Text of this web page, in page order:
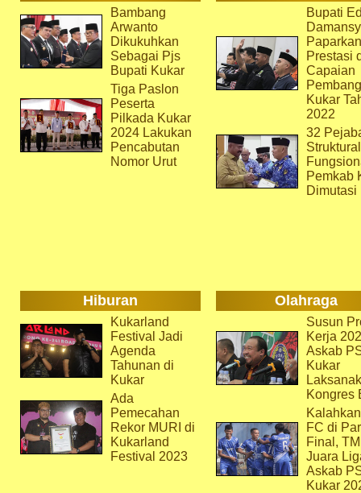
Bambang
Arwanto
Dikukuhkan
Sebagai Pjs
Bupati Kukar
Tiga Paslon
Peserta
Pilkada Kukar
2024 Lakukan
Pencabutan
Nomor Urut
Bupati
Paparkan
Prestasi
Capaian
Kukar
2022
32
Pemkab
Dimutasi
Hiburan Olahraga
Kukarland
Festival Jadi
Agenda
Tahunan di
Kukar
Ada
Pemecahan
Rekor MURI di
Kukarland
Festival 2023
Susun
Kerja
Askab
Kukar
Kongres
FC di
Final,
Juara
Askab
Kukar